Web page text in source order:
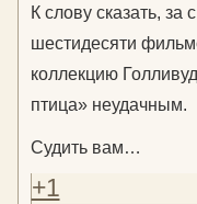
К слову сказать,
шестидесяти
коллекцию
птица» неудачным.
Судить вам…
+1